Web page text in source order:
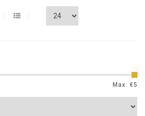
Max: €5